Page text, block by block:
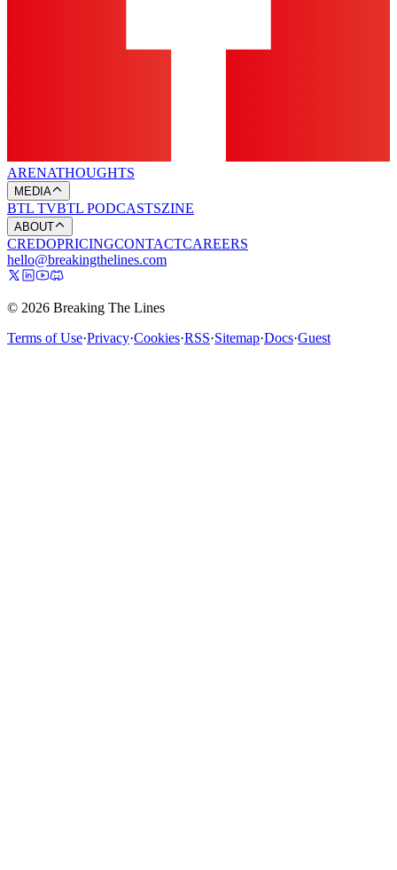
ARENATHOUGHTS
MEDIA
BTL TVBTL PODCASTSZINE
ABOUT
CREDOPRICINGCONTACTCAREERS
hello@breakingthelines.com
© 2026 Breaking The Lines
Terms of Use·Privacy·Cookies·RSS·Sitemap·Docs·Guest